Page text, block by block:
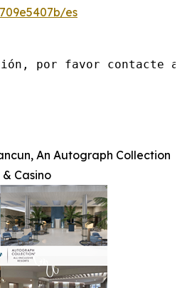
es
por favor contacte a
An Autograph Collection
Casino